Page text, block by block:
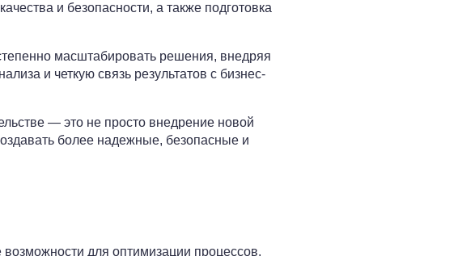
и безопасности, а также подготовка
масштабировать решения, внедряя
и четкую связь результатов с бизнес-
— это не просто внедрение новой
более надежные, безопасные и
для оптимизации процессов,